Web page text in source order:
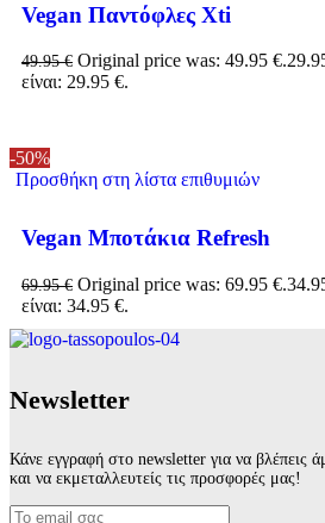
Vegan Παντόφλες Xti
49.95€ Original price was: 49.95 €.
είναι: 29.95 €.
-50%
Προσθήκη στη λίστα επιθυμιών
Vegan Μποτάκια Refresh
69.95€ Original price was: 69.95 €.
είναι: 34.95 €.
Νewsletter
Κάνε εγγραφή στο newsletter για να βλέπεις
και να εκμεταλλευτείς τις προσφορές μας!